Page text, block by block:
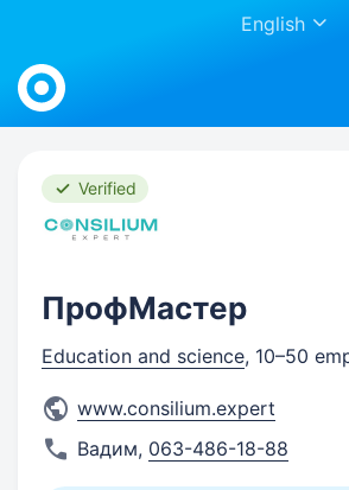
English
Work.ua
Verified
ПрофМастер
Education and science, 10–50
www.consilium.expert
Вадим, 063-486-18-88